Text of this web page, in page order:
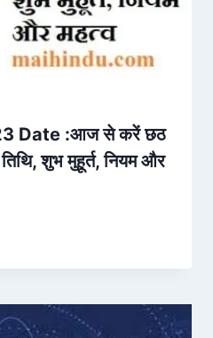
Date :आज से करें छठ
शुभ मुहूर्त, नियम और